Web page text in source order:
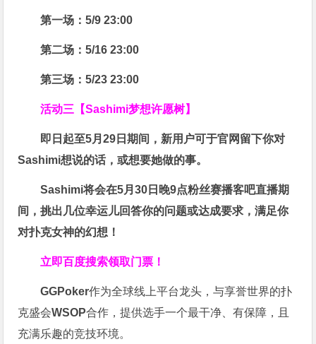
第一场：5/9 23:00
第二场：5/16 23:00
第三场：5/23 23:00
活动三【Sashimi梦想许愿树】
即日起至5月29日期间，新用户可于官网留下你对
Sashimi想说的话，或想要她做的事。
Sashimi将会在5月30日晚9点粉丝赛播客吧直播期
间，挑出几位幸运儿回答你的问题或达成要求，满足你
对扑克女神的幻想 ！
立即百度搜索领取门票！
GGPoker作为全球线上平台龙头，与享誉世界的扑
克盛会WSOP合作，提供选手一个最干净、有保障，且
充满乐趣的竞技环境。